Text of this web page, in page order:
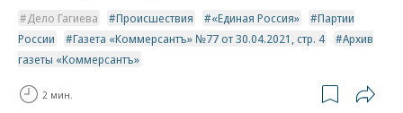
Дело Гагиева Происшествия «Единая Россия»
Партии
России
Газета «Коммерсантъ» №77 от 30.04.2021, стр. 4
Архив
газеты «Коммерсантъ»
2 мин.